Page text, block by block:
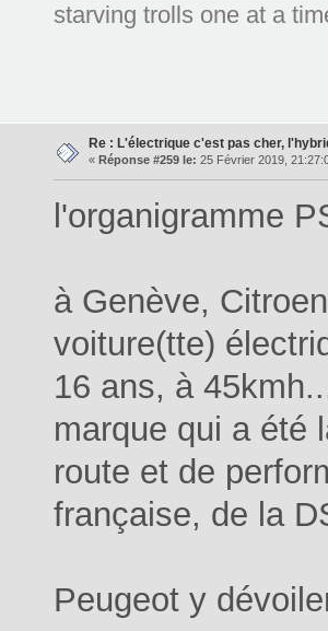
starving trolls one at a
Re : L'électrique c'est pas cher,
« Réponse #259 le: 25 Février 2019,
l'organigramme
à Genève,
voiture(tte)
16 ans, à
marque qui a été
route et de
française, de la
Peugeot y